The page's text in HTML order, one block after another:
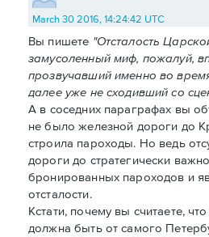
March 30 2016, 14:24:42 UTC
Вы пишете "Отсталость
замусоленный миф, пожалуй,
прозвучавший именно во
далее уже не сходивший со
А в соседних параграфах вы
не было железной дороги до
строила пароходы. Но ведь
дороги до стратегически
бронированных пароходов и
отсталости.
Кстати, почему вы считаете,
должна быть от самого